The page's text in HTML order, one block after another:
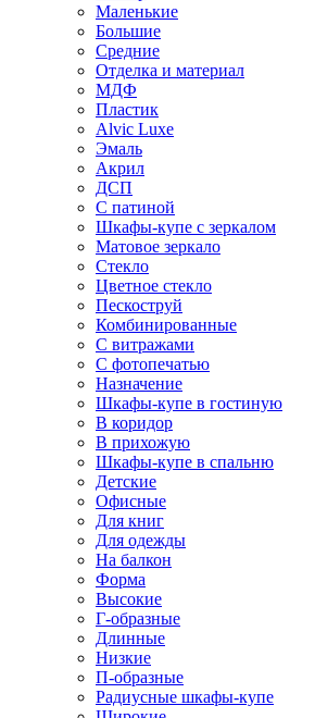
Маленькие
Большие
Средние
Отделка и материал
МДФ
Пластик
Alvic Luxe
Эмаль
Акрил
ДСП
С патиной
Шкафы-купе с зеркалом
Матовое зеркало
Стекло
Цветное стекло
Пескоструй
Комбинированные
С витражами
С фотопечатью
Назначение
Шкафы-купе в гостиную
В коридор
В прихожую
Шкафы-купе в спальню
Детские
Офисные
Для книг
Для одежды
На балкон
Форма
Высокие
Г-образные
Длинные
Низкие
П-образные
Радиусные шкафы-купе